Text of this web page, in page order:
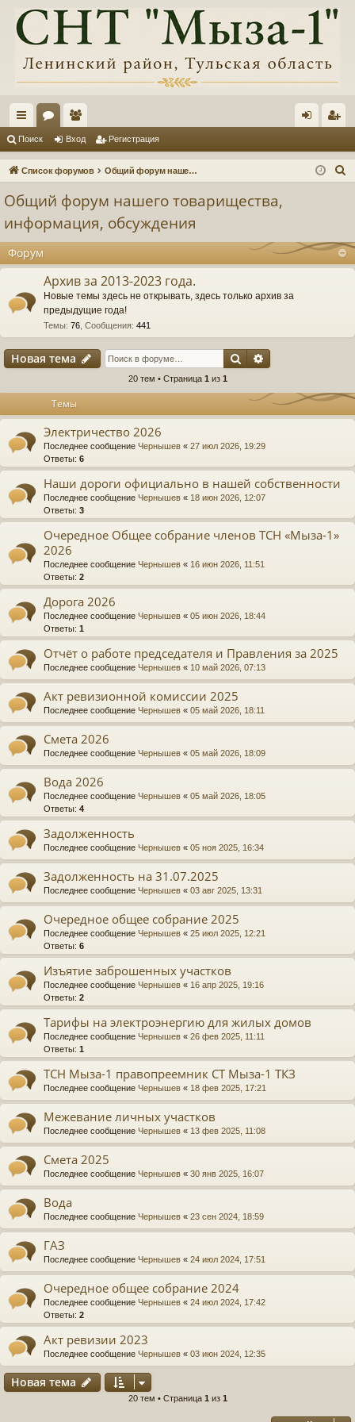
с
ы ум
ол
ьз
ел
д ис
Поиск Вход Регистрация
Список форумов Общий форум нашего товарищества, информация, обсуждения
Общий форум нашего товарищества,
информация, обсуждения
Форум
Архив за 2013-2023 года.
Новые темы здесь не открывать, здесь только архив за
предыдущие года!
Темы: 76 Сообщения: 441
Новая тема Поиск
20 тем • Страница 1 из 1
Темы
Электричество 2026
Последнее сообщение Чернышев « 27 июл 2026, 19:29
Ответы: 6
Наши дороги официально в нашей собственности
Последнее сообщение Чернышев « 18 июн 2026, 12:07
Ответы: 3
Очередное Общее собрание членов ТСН «Мыза-1»
2026
Последнее сообщение Чернышев « 16 июн 2026, 11:51
Ответы: 2
Дорога 2026
Последнее сообщение Чернышев « 05 июн 2026, 18:44
Ответы: 1
Отчёт о работе председателя и Правления за 2025
Последнее сообщение Чернышев « 10 май 2026, 07:13
Акт ревизионной комиссии 2025
Последнее сообщение Чернышев « 05 май 2026, 18:11
Смета 2026
Последнее сообщение Чернышев « 05 май 2026, 18:09
Вода 2026
Последнее сообщение Чернышев « 05 май 2026, 18:05
Ответы: 4
Задолженность
Последнее сообщение Чернышев « 05 ноя 2025, 16:34
Задолженность на 31.07.2025
Последнее сообщение Чернышев « 03 авг 2025, 13:31
Очередное общее собрание 2025
Последнее сообщение Чернышев « 25 июл 2025, 12:21
Ответы: 6
Изъятие заброшенных участков
Последнее сообщение Чернышев « 16 апр 2025, 19:16
Ответы: 2
Тарифы на электроэнергию для жилых домов
Последнее сообщение Чернышев « 26 фев 2025, 11:11
Ответы: 1
ТСН Мыза-1 правопреемник СТ Мыза-1 ТКЗ
Последнее сообщение Чернышев « 18 фев 2025, 17:21
Межевание личных участков
Последнее сообщение Чернышев « 13 фев 2025, 11:08
Смета 2025
Последнее сообщение Чернышев « 30 янв 2025, 16:07
Вода
Последнее сообщение Чернышев « 23 сен 2024, 18:59
ГАЗ
Последнее сообщение Чернышев « 24 июл 2024, 17:51
Очередное общее собрание 2024
Последнее сообщение Чернышев « 24 июл 2024, 17:42
Ответы: 2
Акт ревизии 2023
Последнее сообщение Чернышев « 03 июн 2024, 12:35
Новая тема
20 тем • Страница 1 из 1